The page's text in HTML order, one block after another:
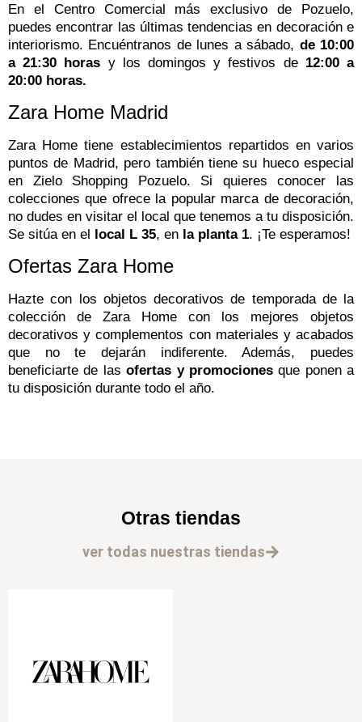
En el Centro Comercial más exclusivo de Pozuelo,
puedes encontrar las últimas tendencias en decoración e
interiorismo. Encuéntranos de lunes a sábado, de 10:00
a 21:30 horas y los domingos y festivos de 12:00 a
20:00 horas.
Zara Home Madrid
Zara Home tiene establecimientos repartidos en varios
puntos de Madrid, pero también tiene su hueco especial
en Zielo Shopping Pozuelo. Si quieres conocer las
colecciones que ofrece la popular marca de decoración,
no dudes en visitar el local que tenemos a tu disposición.
Se sitúa en el local L 35, en la planta 1. ¡Te esperamos!
Ofertas Zara Home
Hazte con los objetos decorativos de temporada de la
colección de Zara Home con los mejores objetos
decorativos y complementos con materiales y acabados
que no te dejarán indiferente. Además, puedes
beneficiarte de lasofertas y promocionesque ponen a
tu disposición durante todo el año.
Otras tiendas
ver todas nuestras tiendas